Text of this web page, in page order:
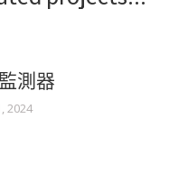
測器
2024